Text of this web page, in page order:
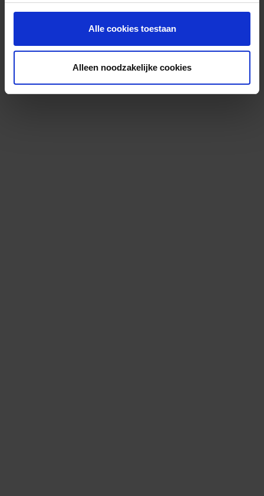
Alle cookies toestaan
Alleen noodzakelijke cookies